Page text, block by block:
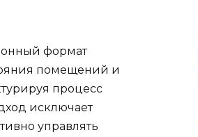
формат
помещений и
процесс
исключает
управлять